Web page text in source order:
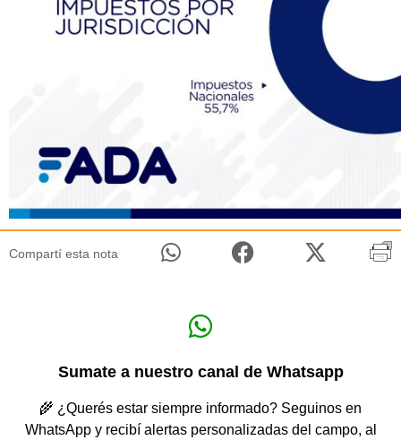
Compartí esta nota
Sumate a nuestro canal de Whatsapp
🌾 ¿Querés estar siempre informado? Seguinos en
WhatsApp y recibí alertas personalizadas del campo, al